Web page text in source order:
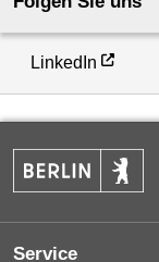
LinkedIn
Service